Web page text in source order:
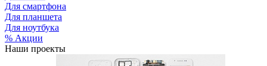
Для смартфона
Для планшета
Для ноутбука
% Акции
Наши проекты